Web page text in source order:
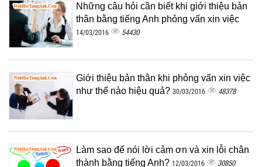
Những câu hỏi cần biết khi giới thiệu bản
thân bằng tiếng Anh phỏng vấn xin việc
14/03/2016 54430
Giới thiệu bản thân khi phỏng vấn xin việc
như thế nào hiệu quả? 30/03/2016 48378
Làm sao để nói lời cảm ơn và xin lỗi chân
thành bằng tiếng Anh? 12/03/2016 30850